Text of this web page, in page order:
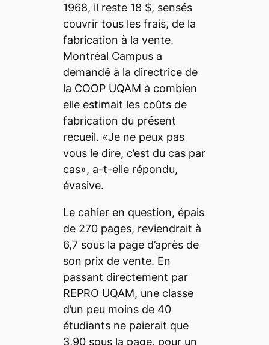
1968, il reste 18 $, sensés
couvrir tous les frais, de la
fabrication à la vente.
Montréal Campus a
demandé à la directrice de
la COOP UQAM à combien
elle estimait les coûts de
fabrication du présent
recueil. «Je ne peux pas
vous le dire, c’est du cas par
cas», a-t-elle répondu,
évasive.
Le cahier en question, épais
de 270 pages, reviendrait à
6,7 sous la page d’après de
son prix de vente. En
passant directement par
REPRO UQAM, une classe
d’un peu moins de 40
étudiants ne paierait que
3,90 sous la page, pour un